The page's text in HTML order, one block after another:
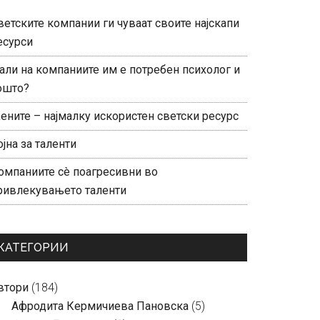
компании ги чуваат своите најскапи
на компаниите им е потребен психолог и
– најмалку искористен светски ресурс
за таленти
сè поагресивни во
таленти
(184)
Aфродита Кермичиева Пановска (5)